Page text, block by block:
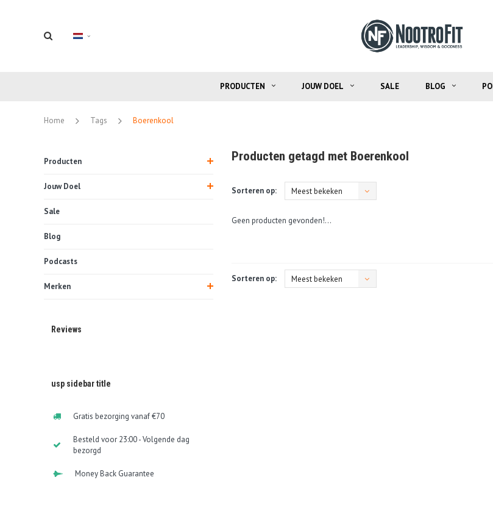
PRODUCTEN JOUW DOEL SALE BLOG
Home Tags Boerenkool
Producten
Jouw Doel
Sale
Blog
Podcasts
Merken
Reviews
usp sidebar title
Gratis bezorging vanaf €70
Besteld voor 23:00 - Volgende dag
bezorgd
Money Back Guarantee
Producten getagd met Boerenkool
Sorteren op: Meest bekeken
Geen producten gevonden!...
Sorteren op: Meest bekeken